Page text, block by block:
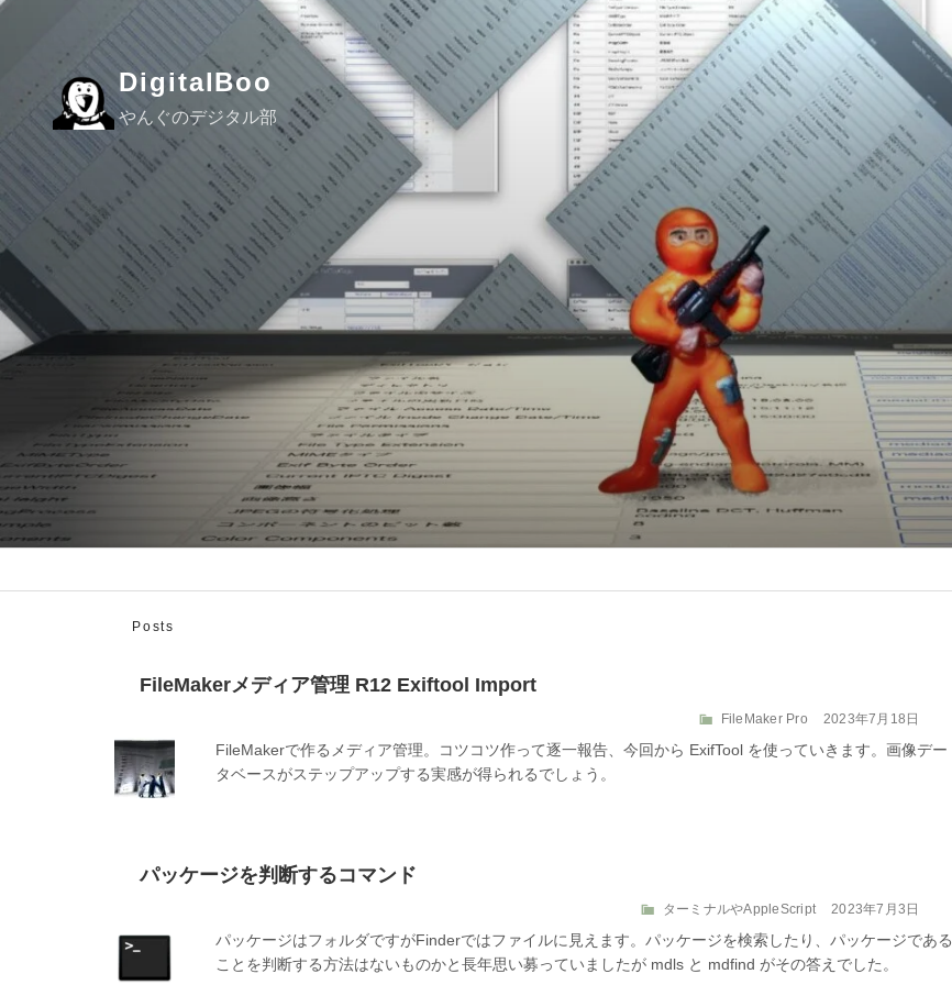
コ
ッ
DigitalBoo
やんぐのデジタル部
Posts
FileMakerメディア管理 R12 Exiftool Import
カ
ゴ
FileMaker Pro
投
日:
2023年7月18日
FileMakerで作るメディア管理。コツコツ作って逐一報告、今回から ExifTool を使っていきます。画像デー
タベースがステップアップする実感が得られるでしょう。
パッケージを判断するコマンド
カ
ゴ
リ
ターミナルやAppleScript
投
日:
2023年7月3日
パッケージはフォルダですがFinderではファイルに見えます。パッケージを検索したり、パッケージである
ことを判断する方法はないものかと長年思い募っていましたが mdls と mdfind がその答えでした。